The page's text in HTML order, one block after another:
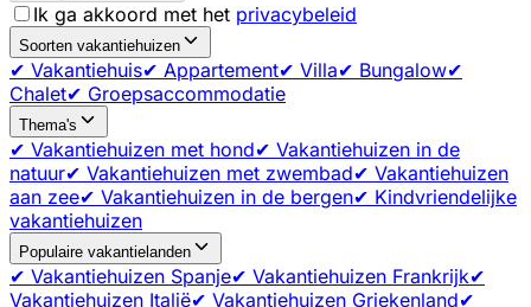
Ik ga akkoord met het privacybeleid
Soorten vakantiehuizen
✔ Vakantiehuis✔ Appartement✔ Villa✔ Bungalow✔
Chalet✔ Groepsaccommodatie
Thema's
✔ Vakantiehuizen met hond✔ Vakantiehuizen in de
natuur✔ Vakantiehuizen met zwembad✔ Vakantiehuizen
aan zee✔ Vakantiehuizen in de bergen✔ Kindvriendelijke
vakantiehuizen
Populaire vakantielanden
✔ Vakantiehuizen Spanje✔ Vakantiehuizen Frankrijk✔
Vakantiehuizen Italië✔ Vakantiehuizen Griekenland✔